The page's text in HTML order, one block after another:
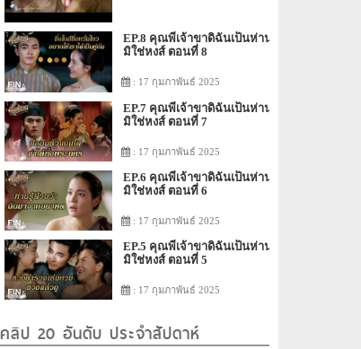
EP.8 คุณพี่เจ้าขาดิฉันเป็นห่าน
มิใช่หงส์ ตอนที่ 8
: 17 กุมภาพันธ์ 2025
EP.7 คุณพี่เจ้าขาดิฉันเป็นห่าน
มิใช่หงส์ ตอนที่ 7
: 17 กุมภาพันธ์ 2025
EP.6 คุณพี่เจ้าขาดิฉันเป็นห่าน
มิใช่หงส์ ตอนที่ 6
: 17 กุมภาพันธ์ 2025
EP.5 คุณพี่เจ้าขาดิฉันเป็นห่าน
มิใช่หงส์ ตอนที่ 5
: 17 กุมภาพันธ์ 2025
คลิป 20 อันดับ ประจำสัปดาห์